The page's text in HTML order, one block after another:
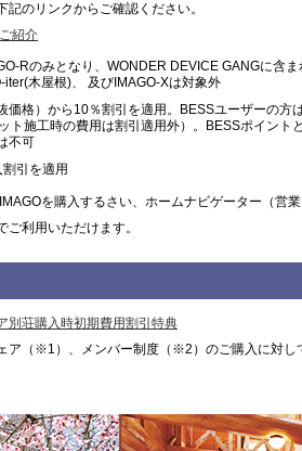
のリンクからご確認ください。
紹介
Rのみとなり、WONDER DEVICE GANGに含ま
木屋根)、 及びIMAGO-Xは対象外
格）から10％割引を適用。BESSユーザーの方
ト施工時の費用は割引適用外）。BESSポイント
不可
引を適用
を購入するさい、ホームナビゲーター（営
利用いただけます。
荘購入時初期費用割引特典
ア（※1）、メンバー制度（※2）のご購入に対し